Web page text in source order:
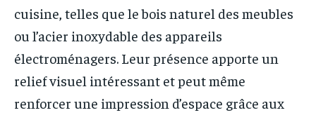
cuisine, telles que le bois naturel des meubles
ou l’acier inoxydable des appareils
électroménagers. Leur présence apporte un
relief visuel intéressant et peut même
renforcer une impression d’espace grâce aux